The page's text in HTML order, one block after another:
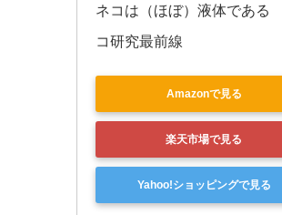
ネコは（ほぼ）液体である
コ研究最前線
Amazonで見る
楽天市場で見る
Yahoo!ショッピングで見る